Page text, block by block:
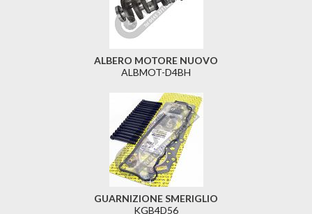
ALBERO MOTORE NUOVO
ALBMOT-D4BH
GUARNIZIONE SMERIGLIO
KGB4D56